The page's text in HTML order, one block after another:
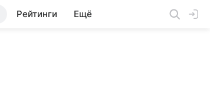
Рейтинги Ещё